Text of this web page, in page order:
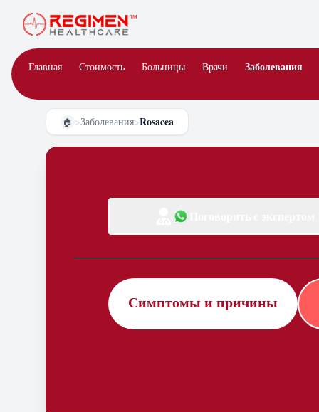
Главная Стоимость Больницы Врачи Заболевания
🏠 >Заболевания>Rosacea
Симптомы и причины